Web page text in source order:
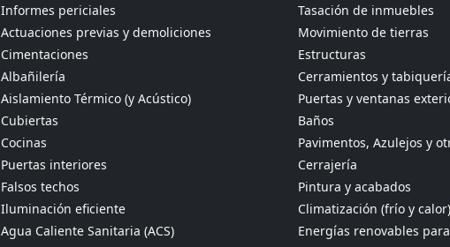
Informes periciales
Tasación de inmuebles
Actuaciones previas y demoliciones
Movimiento de tierras
Cimentaciones
Estructuras
Albañilería
Cerramientos y
Aislamiento Térmico (y Acústico)
Puertas y ventanas
Cubiertas
Baños
Cocinas
Pavimentos, Azulejos y
Puertas interiores
Cerrajería
Falsos techos
Pintura y acabados
Iluminación eficiente
Climatización (frío y calor)
Agua Caliente Sanitaria (ACS)
Energías renovables